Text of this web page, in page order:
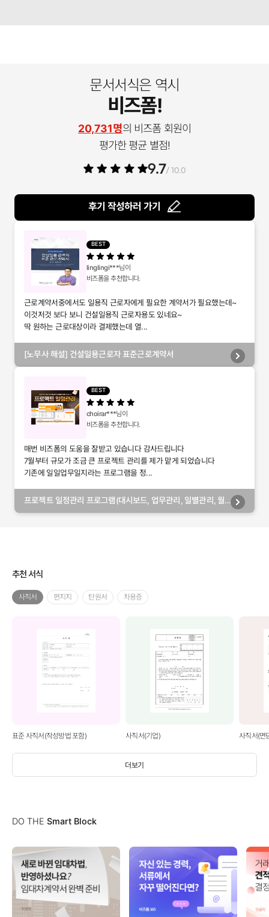
문서서식은 역시
비즈폼!
20,731명의 비즈폼 회원이
평가한 평균 별점!
9.7/ 10.0
후기 작성하러 가기
BEST
linglingi***님이
비즈폼을 추천합니다.
근로계약서중에서도 일용직 근로자에게 필요한 계약서가 필요했는데~
이것저것 보다 보니 건설일용직 근로자용도 있네요~
딱 원하는 근로대상이라 결제했는데 열...
[노무사 해설] 건설일용근로자 표준근로계약서
BEST
choirar***님이
비즈폼을 추천합니다.
매번 비즈폼의 도움을 잘받고 있습니다 감사드립니다
7월부터 규모가 조금 큰 프로젝트 관리를 제가 맡게 되었습니다
기존에 일일업무일지라는 프로그램을 정...
프로젝트 일정관리 프로그램(대시보드, 업무관리, 일별관리, 월
추천 서식
더보기
사직서 편지지 탄원서 차용증
표준 사직서(작성방법 포함) 사직서(기업) 사직서(면
DO THE Smart Block